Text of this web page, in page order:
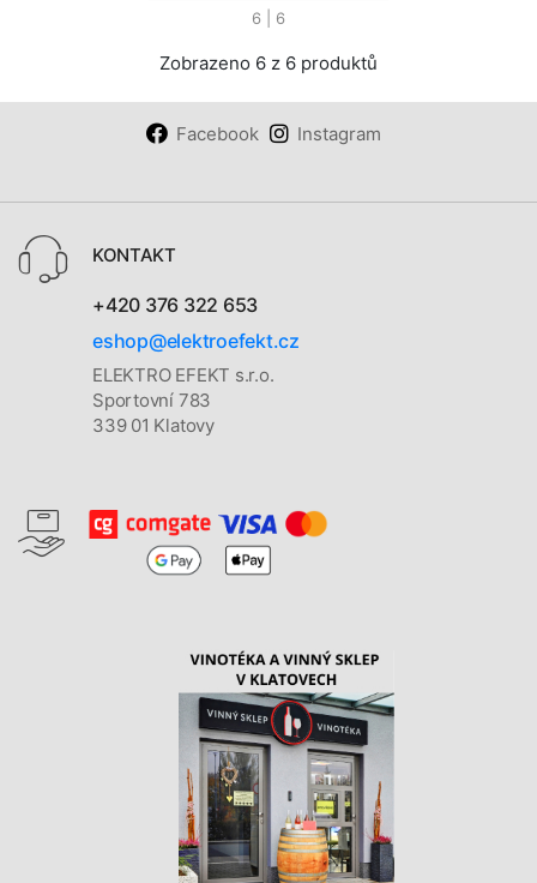
6 | 6
Zobrazeno 6 z 6 produktů
Facebook Instagram
KONTAKT
+420 376 322 653
eshop@elektroefekt.cz
ELEKTRO EFEKT s.r.o.
Sportovní 783
339 01 Klatovy